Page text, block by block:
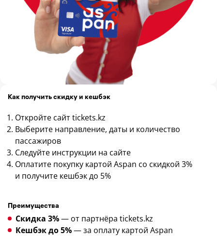
Как получить скидку и кешбэк
Откройте сайт tickets.kz
Выберите направление, даты и количество
пассажиров
Следуйте инструкции на сайте
Оплатите покупку картой Aspan cо скидкой 3%
и получите кешбэк до 5%
Преимущества
Скидка 3%— от партнёра tickets.kz
Кешбэк до 5%— за оплату картой Aspan